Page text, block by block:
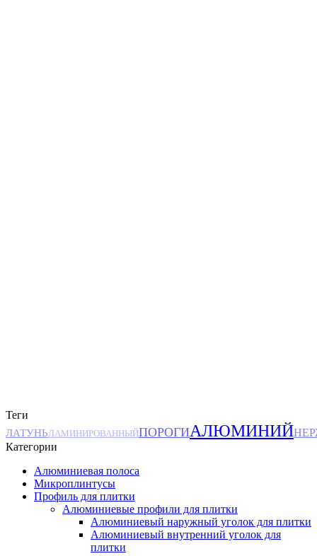
Теги
ЛАТУНЬЛАМИНИРОВАННЫЙПОРОГИАЛЮМИНИЙ
Категории
Алюминиевая полоса
Микроплинтусы
Профиль для плитки
Алюминиевые профили для плитки
Алюминиевый наружный уголок для плитки
Алюминиевый внутренний уголок для
плитки